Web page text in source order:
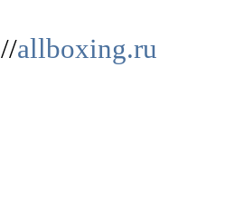
//allboxing.ru